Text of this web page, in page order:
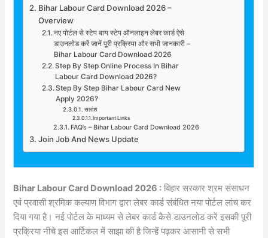
Bihar Labour Card Download 2026 –
Overview
नए पोर्टल से स्टेप बाय स्टेप ऑनलाइन लेबर कार्ड ऐसे
डाउनलोड करें जानें पूरी प्रक्रिया और सभी जानकारी –
Bihar Labour Card Download 2026
Step By Step Online Process In Bihar
Labour Card Download 2026?
Step By Step Bihar Labour Card New
Apply 2026?
सारांश
Important Links
FAQ’s – Bihar Labour Card Download 2026
Join Job And News Update
Bihar Labour Card Download 2026 : बिहार सरकार श्रम संसाधन
एवं प्रवासी श्रमिक कल्याण विभाग द्वारा लेबर कार्ड संबंधित नया पोर्टल लांच कर
दिया गया है। नई पोर्टल के माध्यम से लेबर कार्ड कैसे डाउनलोड करें इसकी पूरी
प्रक्रिया नीचे इस आर्टिकल में साझा की है जिन्हें पढ़कर आसानी से सभी